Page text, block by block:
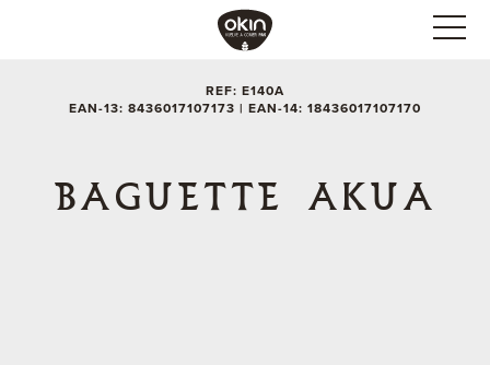
REF: E140A
EAN-13: 8436017107173 | EAN-14: 18436017107170
BAGUETTE AKUA